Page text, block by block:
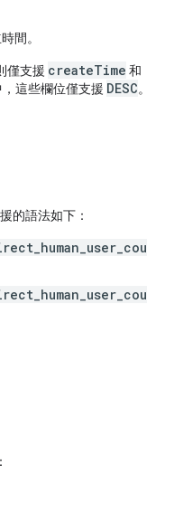
間。
僅支援 createTime 和
這些欄位僅支援 DESC。
的語法如下：
：